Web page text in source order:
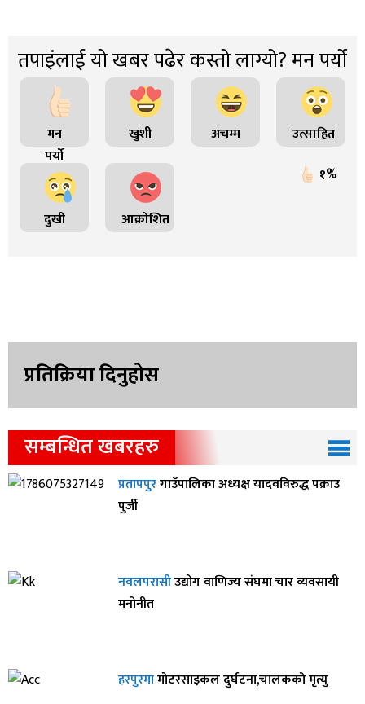
तपाइंलाई यो खबर पढेर कस्तो लाग्यो? मन पर्यो
मन
पर्यो
खुशी अचम्म उत्साहित
दुखी आक्रोशित
१%
प्रतिक्रिया दिनुहोस
सम्बन्धित खबरहरु
प्रतापपुरगाउँपालिका अध्यक्ष यादवविरुद्ध पक्राउ
पुर्जी
नवलपरासीउद्योग वाणिज्य संघमा चार व्यवसायी
मनोनीत
हरपुरमामोटरसाइकल दुर्घटना,चालकको मृत्यु